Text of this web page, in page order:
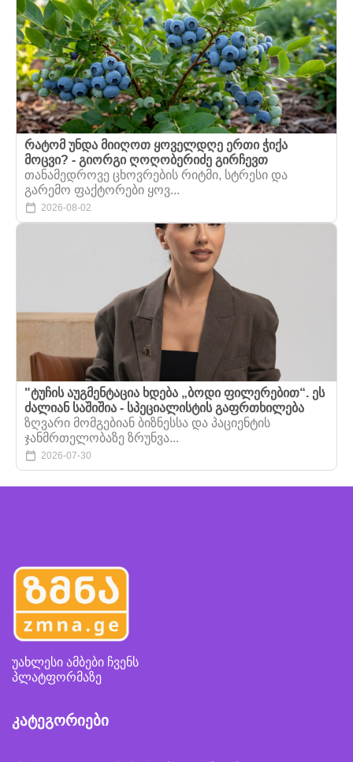
რატომ უნდა მიიღოთ ყოველდღე ერთი ჭიქა
მოცვი? - გიორგი ღოღობერიძე გირჩევთ
თანამედროვე ცხოვრების რიტმი, სტრესი და
გარემო ფაქტორები ყოვ...
2026-08-02
"ტუჩის აუგმენტაცია ხდება „ბოდი ფილერებით“. ეს
ძალიან საშიშია - სპეციალისტის გაფრთხილება
ზღვარი მომგებიან ბიზნესსა და პაციენტის
ჯანმრთელობაზე ზრუნვა...
2026-07-30
უახლესი ამბები ჩვენს
პლატფორმაზე
კატეგორიები